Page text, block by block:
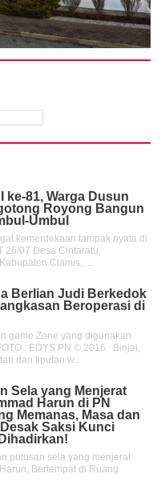
ke-81, Warga Dusun
Royong Bangun
Umbul
kemerdekaan tampak nyata di
26/07 Desa Cintaratu,
Ciamis, ...
Berlian Judi Berkedok
Beroperasi di
game Zone yang digunakan
: EDYS PN © 2016 Binjai,
dan liputan w...
Sela yang Menjerat
Harun di PN
Memanas, Masa dan
Saksi Kunci
putusan sela yang menjerat
Bertempat di Ruang